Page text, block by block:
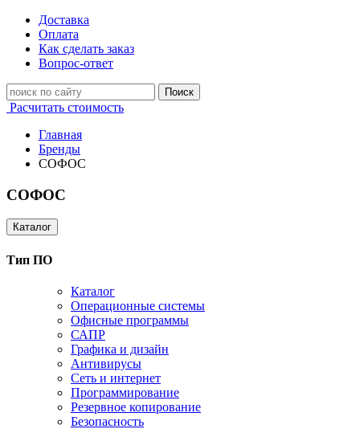
Доставка
Оплата
Как сделать заказ
Вопрос-ответ
Поиск
Расчитать стоимость
Главная
Бренды
СОФОС
СОФОС
Каталог
Тип ПО
Каталог
Операционные системы
Офисные программы
САПР
Графика и дизайн
Антивирусы
Сеть и интернет
Программирование
Резервное копирование
Безопасность